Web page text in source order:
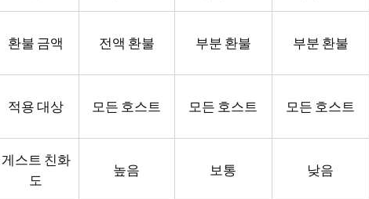
환불 금액 전액 환불 부분 환불 부분 환불
적용 대상 모든 호스트 모든 호스트 모든 호스트
게스트 친화
도
높음 보통 낮음